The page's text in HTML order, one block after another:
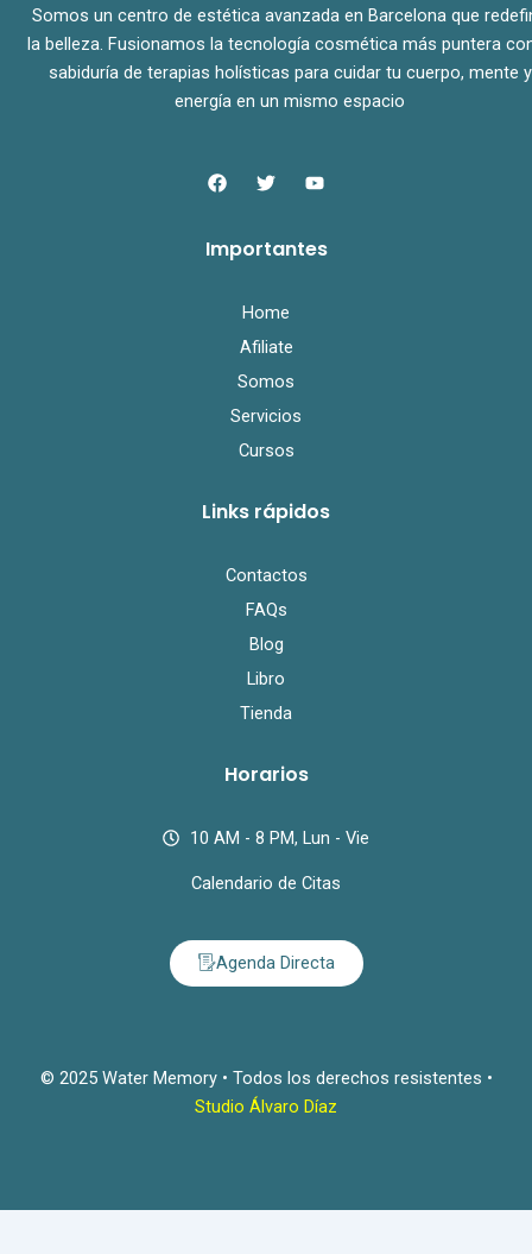
Somos un centro de estética avanzada en Barcelona que
la belleza. Fusionamos la tecnología cosmética más puntera
sabiduría de terapias holísticas para cuidar tu cuerpo, mente y
energía en un mismo espacio
F
a
b
T
w
t
Y
o
u
Importantes
Home
Afiliate
Somos
Servicios
Cursos
Links rápidos
Contactos
FAQs
Blog
Libro
Tienda
Horarios
10 AM - 8 PM, Lun - Vie
Calendario de Citas
Agenda Directa
© 2025 Water Memory • Todos los derechos resistentes •
Studio Álvaro Díaz